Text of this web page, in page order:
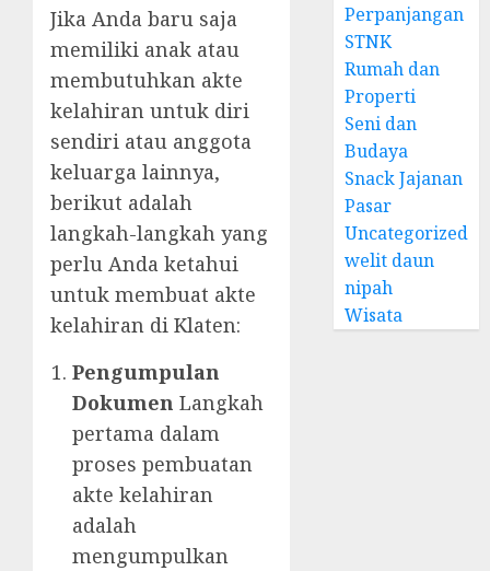
Jika Anda baru saja
memiliki anak atau
membutuhkan akte
kelahiran untuk diri
sendiri atau anggota
keluarga lainnya,
berikut adalah
langkah-langkah yang
perlu Anda ketahui
untuk membuat akte
kelahiran di Klaten:
Pengumpulan
Dokumen Langkah
pertama dalam
proses pembuatan
akte kelahiran
adalah
mengumpulkan
Perpanjangan
STNK
Rumah dan
Properti
Seni dan
Budaya
Snack Jajanan
Pasar
Uncategorized
welit daun
nipah
Wisata